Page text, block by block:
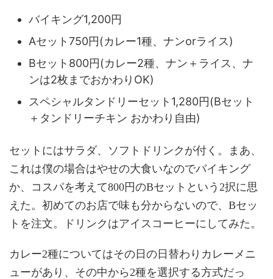
バイキング1,200円
Aセット750円(カレー1種、ナンorライス)
Bセット800円(カレー2種、ナン＋ライス、ナ
ンは2枚までおかわりOK)
スペシャルタンドリーセット1,280円(Bセット
＋タンドリーチキン おかわり自由)
セットにはサラダ、ソフトドリンクが付く。まあ、
これは僕の場合はやせの大食いなのでバイキング
か、コスパを考えて800円のBセットという2択に思
えた。初めてのお店で味も分からないので、Bセッ
トを注文。ドリンクはアイスコーヒーにしてみた。
カレー2種についてはその日の日替わりカレーメニ
ューがあり、その中から2種を選択する方式だっ